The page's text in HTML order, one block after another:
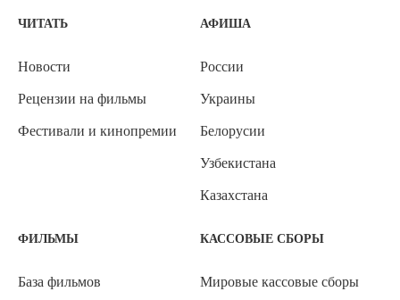
ЧИТАТЬ
Новости
Рецензии на фильмы
Фестивали и кинопремии
АФИША
России
Украины
Белорусии
Узбекистана
Казахстана
ФИЛЬМЫ
База фильмов
КАССОВЫЕ СБОРЫ
Мировые кассовые сборы